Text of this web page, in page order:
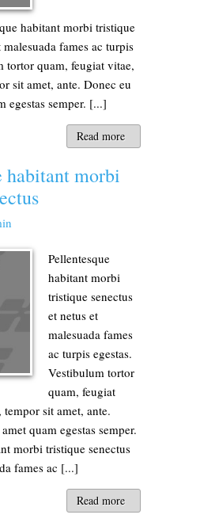
habitant morbi tristique
malesuada fames ac turpis
tortor quam, feugiat vitae,
sit amet, ante. Donec eu
egestas semper. [...]
Read more
habitant morbi
Pellentesque
habitant morbi
tristique senectus
et netus et
malesuada fames
ac turpis egestas.
Vestibulum tortor
quam, feugiat
sit amet, ante.
quam egestas semper.
morbi tristique senectus
fames ac [...]
Read more